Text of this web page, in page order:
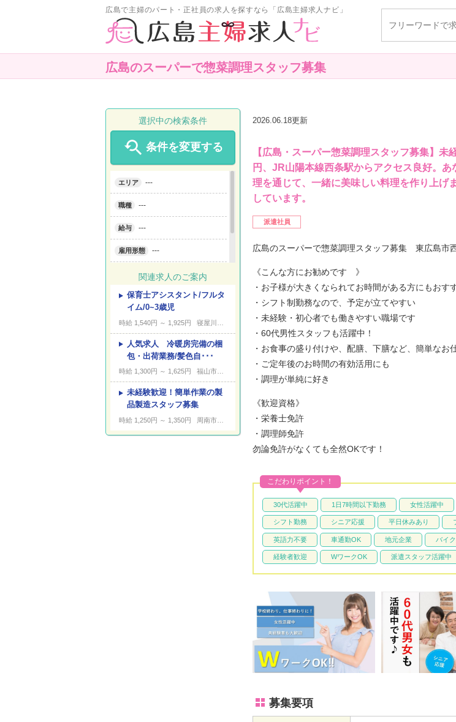
広島で主婦のパート・正社員の求人を探すなら「広島主婦求人ナビ」
広島のスーパーで惣菜調理スタッフ募集
2026.06.18更新
【広島・スーパー惣菜調理スタッフ募集】
円、JR山陽本線西条駅からアクセス良好。
理を通じて、一緒に美味しい料理を作り上げ
しています。
派遣社員
広島のスーパーで惣菜調理スタッフ募集 東広島市
《こんな方にお勧めです 》
・お子様が大きくなられてお時間がある方にもおす
・シフト制勤務なので、予定が立てやすい
・未経験・初心者でも働きやすい職場です
・60代男性スタッフも活躍中！
・お食事の盛り付けや、配膳、下膳など、簡単なお
・ご定年後のお時間の有効活用にも
・調理が単純に好き
《歓迎資格》
・栄養士免許
・調理師免許
勿論免許がなくても全然OKです！
30代活躍中 1日7時間以下勤務 女性活躍中
シフト勤務 シニア応援 平日休みあり
英語力不要 車通勤OK 地元企業 バイ
経験者歓迎 WワークOK 派遣スタッフ活躍中
こだわりポイント！
募集要項
選択中の検索条件
 条件を変更する
エリア ---
職種 ---
給与 ---
雇用形態 ---
こだわり条件 ---
キーワード ---
関連求人のご案内
保育士アシスタント/フルタ
イム/0~3歳児
時給 1,540円 ～ 1,925円 寝屋川市木田町
人気求人 冷暖房完備の梱
包・出荷業務/髪色自･･･
時給 1,300円 ～ 1,625円 福山市柳津町
未経験歓迎！簡単作業の製
品製造スタッフ募集
時給 1,250円 ～ 1,350円 周南市開成町